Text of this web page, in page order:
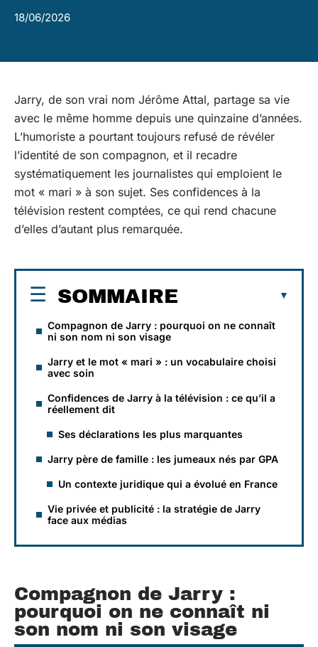
18/06/2026
Jarry, de son vrai nom Jérôme Attal, partage sa vie
avec le même homme depuis une quinzaine d’années.
L’humoriste a pourtant toujours refusé de révéler
l’identité de son compagnon, et il recadre
systématiquement les journalistes qui emploient le
mot « mari » à son sujet. Ses confidences à la
télévision restent comptées, ce qui rend chacune
d’elles d’autant plus remarquée.
SOMMAIRE
Compagnon de Jarry : pourquoi on ne connaît
ni son nom ni son visage
Jarry et le mot « mari » : un vocabulaire choisi
avec soin
Confidences de Jarry à la télévision : ce qu’il a
réellement dit
Ses déclarations les plus marquantes
Jarry père de famille : les jumeaux nés par GPA
Un contexte juridique qui a évolué en France
Vie privée et publicité : la stratégie de Jarry
face aux médias
Compagnon de Jarry :
pourquoi on ne connaît ni
son nom ni son visage